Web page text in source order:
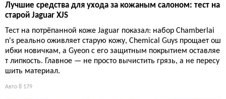
Лучшие средства для ухода за кожаным салоном: тест на
старой Jaguar XJS
Тест на потрёпанной коже Jaguar показал: набор Chamberlai
n's реально оживляет старую кожу, Chemical Guys прощает ош
ибки новичкам, а Gyeon с его защитным покрытием оставляе
т липкость. Главное — не просто вычистить грязь, а не пересу
шить материал.
Авто 8 179